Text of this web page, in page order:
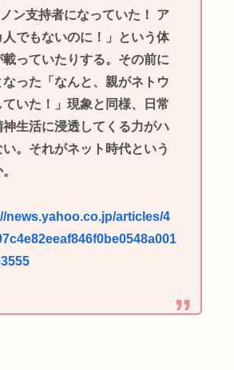
ン支持者になっていた！ ア
人でもないのに！」という体
載っていたりする。その前に
なった「なんと、親がネトウ
ていた！」現象と同様、日常
神生活に浸透してくる力がハ
い。それがネット時代という
news.yahoo.co.jp/articles/4